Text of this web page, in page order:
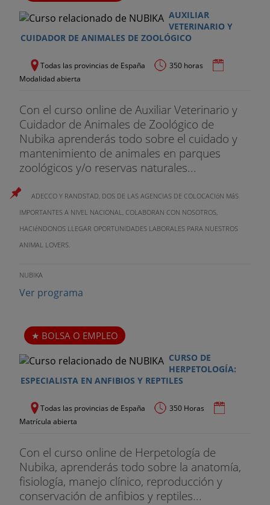
AUXILIAR
VETERINARIO Y
CUIDADOR DE ANIMALES DE ZOOLÓGICO
Todas las provincias de España
350 horas
Modalidad abierta
Con el curso online de Auxiliar Veterinario y
Cuidador de Animales de Zoológico de
Nubika aprenderás todo sobre el cuidado y
mantenimiento de animales en parques
zoológicos y/o reservas naturales...
ADECCO Y RANDSTAD, DOS DE LAS AGENCIAS DE COLOCACIóN MáS
IMPORTANTES A NIVEL NACIONAL, COLABORAN CON NOSOTROS,
HACIéNDONOS LLEGAR OPORTUNIDADES LABORALES PARA NUESTROS
ANIMAL LOVERS.
NUBIKA
Ver programa
BOLSA O EMPLEO
CURSO DE
HERPETOLOGÍA:
ESPECIALISTA EN ANFIBIOS Y REPTILES
Todas las provincias de España
350 Horas
Matrícula abierta
Con el curso online de Herpetología de
Nubika, aprenderás todo sobre la anatomía,
fisiología, manejo clínico, reproducción y
conservación de anfibios y reptiles...